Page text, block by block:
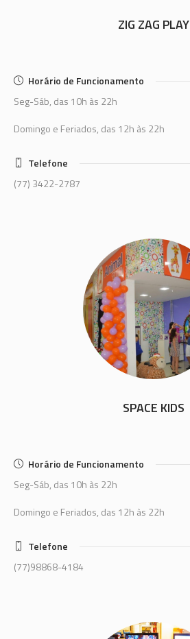
ZIG ZAG PLAY
Horário de Funcionamento
Seg-Sáb, das 10h às 22h
Domingo e Feriados, das 12h às 22h
Telefone
(77) 3422-2787
SPACE KIDS
Horário de Funcionamento
Seg-Sáb, das 10h às 22h
Domingo e Feriados, das 12h às 22h
Telefone
(77)98868-4184